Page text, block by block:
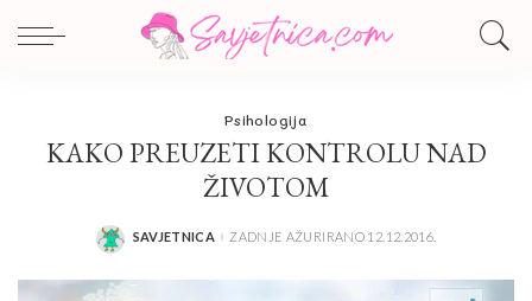
Psihologija
KAKO PREUZETI KONTROLU NAD
ŽIVOTOM
POSTED
SAVJETNICA ZADNJE AŽURIRANO 12.12.2016.